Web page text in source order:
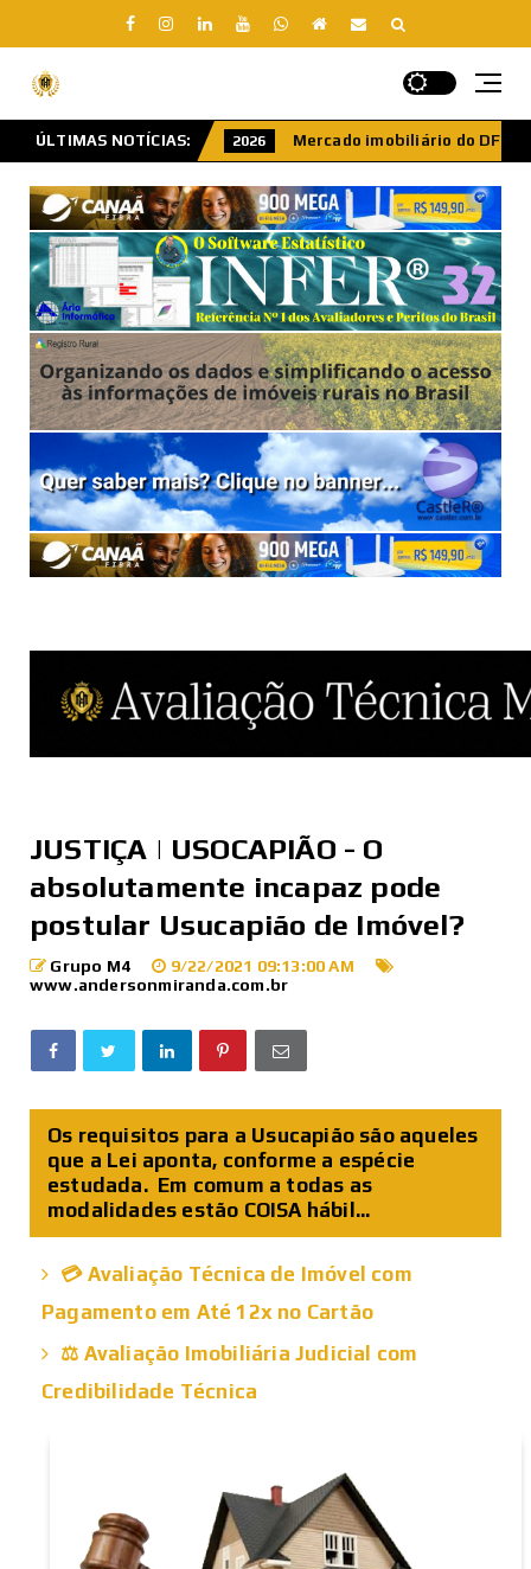
ÚLTIMAS NOTÍCIAS:
do DF cresce 7,9% em 2025, e FAENGE é destaque em
JUSTIÇA | USOCAPIÃO - O
absolutamente incapaz pode
postular Usucapião de Imóvel?
Grupo M4
9/22/2021 09:13:00 AM
www.andersonmiranda.com.br
Os requisitos para a Usucapião são aqueles
que a Lei aponta, conforme a espécie
estudada. Em comum a todas as
modalidades estão COISA hábil...
💳 Avaliação Técnica de Imóvel com
Pagamento em Até 12x no Cartão
⚖️ Avaliação Imobiliária Judicial com
Credibilidade Técnica